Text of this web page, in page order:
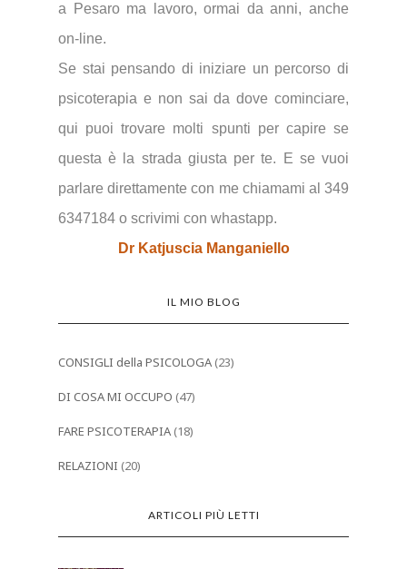
a Pesaro ma lavoro, ormai da anni, anche
on-line.
Se stai pensando di iniziare un percorso di
psicoterapia e non sai da dove cominciare,
qui puoi trovare molti spunti per capire se
questa è la strada giusta per te.
E se vuoi
parlare direttamente con me chiamami al 349
6347184 o scrivimi con whastapp.
Dr Katjuscia Manganiello
IL MIO BLOG
CONSIGLI della PSICOLOGA (23)
DI COSA MI OCCUPO (47)
FARE PSICOTERAPIA (18)
RELAZIONI (20)
ARTICOLI PIÙ LETTI